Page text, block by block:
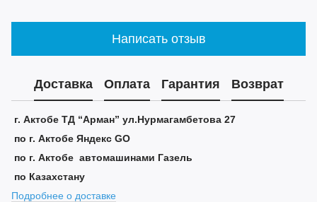
Написать отзыв
Доставка Оплата Гарантия Возврат
г. Актобе ТД “Арман” ул.Нурмагамбетова 27
по г. Актобе Яндекс GO
по г. Актобе автомашинами Газель
по Казахстану
Подробнее о доставке